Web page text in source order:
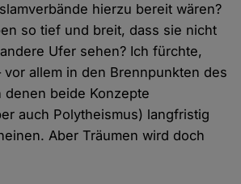
hierzu bereit wären?
so tief und breit, dass sie nicht
Ufer sehen? Ich fürchte,
vor allem in den Brennpunkten des
denen beide Konzepte
auch Polytheismus) langfristig
Aber Träumen wird doch